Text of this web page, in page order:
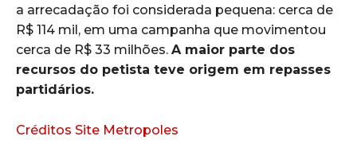
a arrecadação foi considerada pequena: cerca de
R$ 114 mil, em uma campanha que movimentou
cerca de R$ 33 milhões. A maior parte dos
recursos do petista teve origem em repasses
partidários.
Créditos Site Metropoles